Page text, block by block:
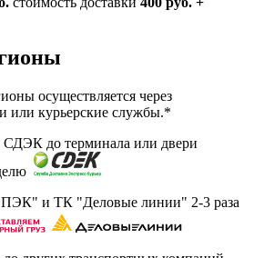
осуществляется через
или курьерские службы.*
СДЭК до терминала или двери
и ТК "Деловые линии" 2-3 раза